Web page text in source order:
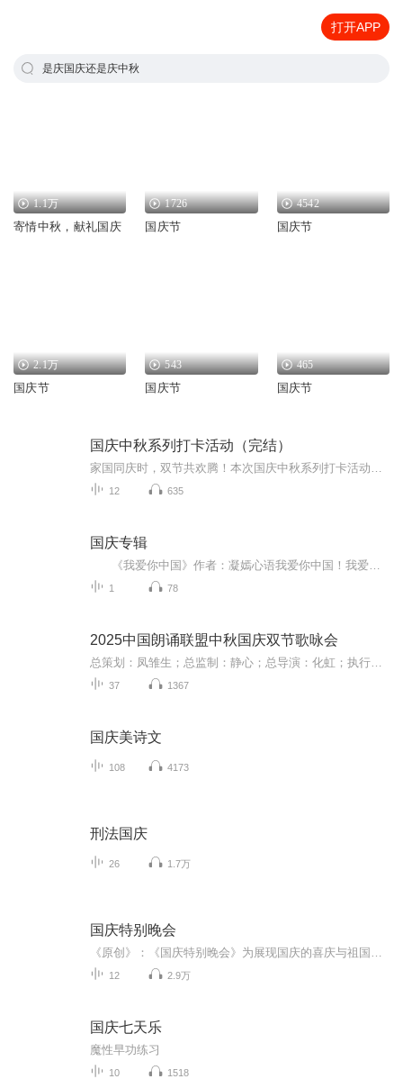
打开APP
是庆国庆还是庆中秋
1.1万
寄情中秋，献礼国庆
1726
国庆节
4542
国庆节
2.1万
国庆节
543
国庆节
465
国庆节
国庆中秋系列打卡活动（完结）
12 635
国庆专辑
1 78
2025中国朗诵联盟中秋国庆双节歌咏会
37 1367
国庆美诗文
108 4173
刑法国庆
26 1.7万
国庆特别晚会
12 2.9万
国庆七天乐
魔性早功练习
10 1518